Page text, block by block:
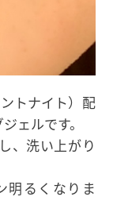
トナイト）配
ェルです。
、洗い上がり
明るくなりま